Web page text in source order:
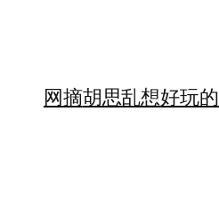
网摘胡思乱想好玩的